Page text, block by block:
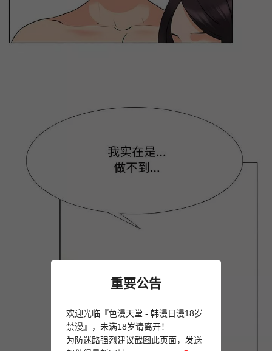
重要公告
欢迎光临『色漫天堂 - 韩漫日漫18岁
禁漫』，未满18岁请离开！
为防迷路强烈建议截图此页面，发送